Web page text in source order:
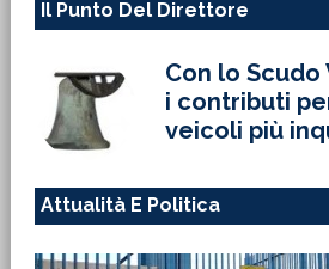
Il Punto Del Direttore
Con lo
i contributi
veicoli più
Attualità E Politica